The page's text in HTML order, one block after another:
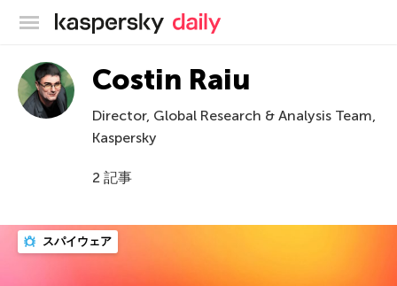
カスペルスキー公式ブログ
Costin Raiu
Director, Global Research & Analysis Team,
Kaspersky
2 記事
スパイウェア